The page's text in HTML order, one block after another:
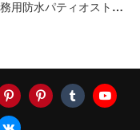
用防水パティオストリ